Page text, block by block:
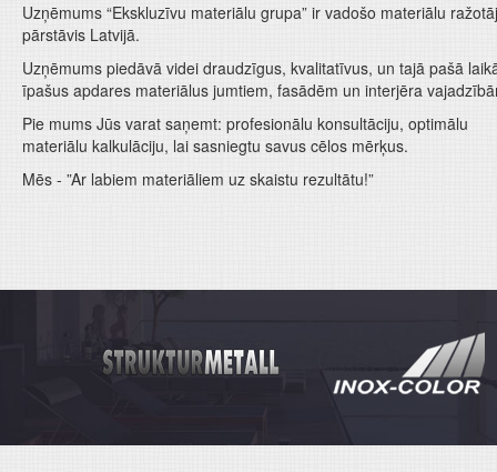
Uzņēmums “Ekskluzīvu materiālu grupa” ir vadošo materiālu
pārstāvis Latvijā.
Uzņēmums piedāvā videi draudzīgus, kvalitatīvus, un tajā pašā
īpašus apdares materiālus jumtiem, fasādēm un interjēra
Pie mums Jūs varat saņemt: profesionālu konsultāciju, optimālu
materiālu kalkulāciju, lai sasniegtu savus cēlos mērķus.
Mēs - ”Ar labiem materiāliem uz skaistu rezultātu!”